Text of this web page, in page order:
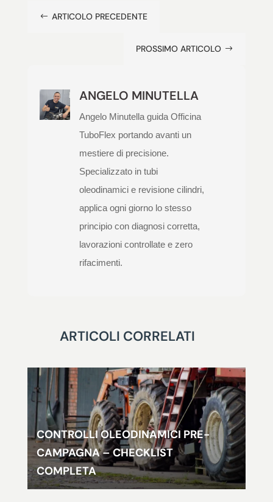
# ARTICOLO PRECEDENTE
PROSSIMO ARTICOLO $
ANGELO MINUTELLA
Angelo Minutella guida Officina
TuboFlex portando avanti un
mestiere di precisione.
Specializzato in tubi
oleodinamici e revisione cilindri,
applica ogni giorno lo stesso
principio con diagnosi corretta,
lavorazioni controllate e zero
rifacimenti.
ARTICOLI CORRELATI
CONTROLLI OLEODINAMICI PRE-
CAMPAGNA – CHECKLIST
COMPLETA